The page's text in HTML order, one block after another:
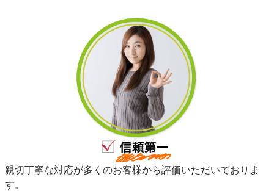
親切丁寧な対応が多くのお客様から評価いただいておりま
す。